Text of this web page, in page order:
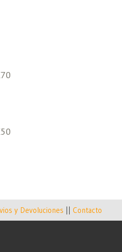
y Devoluciones || Contacto